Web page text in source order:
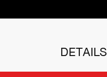
DETAILS